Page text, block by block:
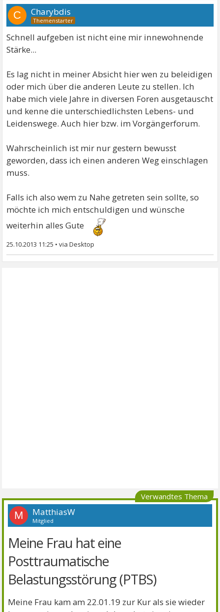
C Charybdis
Schnell aufgeben ist nicht eine mir innewohnende
Stärke...
Es lag nicht in meiner Absicht hier wen zu beleidigen
oder mich über die anderen Leute zu stellen. Ich
habe mich viele Jahre in diversen Foren ausgetauscht
und kenne die unterschiedlichsten Lebens- und
Leidenswege. Auch hier bzw. im Vorgängerforum.
Wahrscheinlich ist mir nur gestern bewusst
geworden, dass ich einen anderen Weg einschlagen
muss.
Falls ich also wem zu Nahe getreten sein sollte, so
möchte ich mich entschuldigen und wünsche
weiterhin alles Gute
25.10.2013 11:25 •
Verwandtes Thema
M MatthiasW
Mitglied
Meine Frau hat eine
Posttraumatische
Belastungsstörung (PTBS)
Meine Frau kam am 22.01.19 zur Kur als sie wieder